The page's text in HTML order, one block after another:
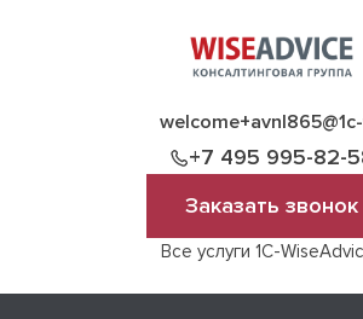
+7 495 995-82-
Заказать звонок
Все услуги 1C-